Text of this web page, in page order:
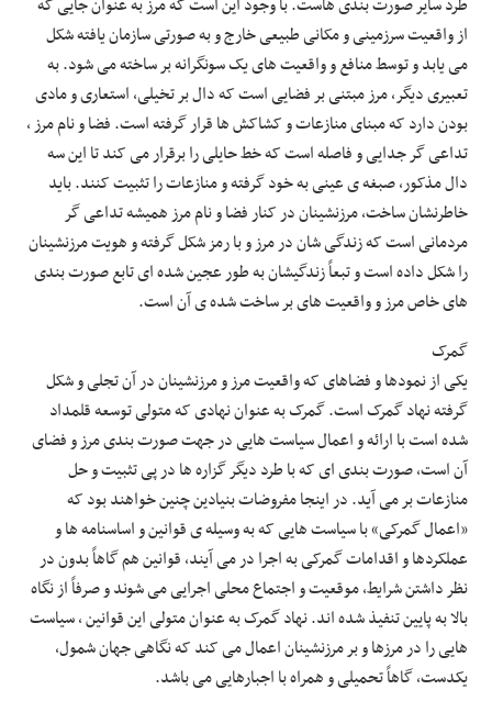
از واقعیت سرزمینی و مکانی طبیعی خارج و به صورتی سازمان یافته شکل
می یابد و توسط منافع و واقعیت های یک سونگرانه بر ساخته می شود. به
تعبیری دیگر، مرز مبتنی بر فضایی است که دال بر تخیلی، استعاری و مادی
بودن دارد که مبنای منازعات و کشاکش ها قرار گرفته است. فضا و نام مرز ،
تداعی گر جدایی و فاصله است که خط حایلی را برقرار می کند تا این سه
دال مذکور، صبغه ی عینی به خود گرفته و منازعات را تثبیت کنند. باید
خاطرنشان ساخت، مرزنشینان در کنار فضا و نام مرز همیشه تداعی گر
مردمانی است که زندگی شان در مرز و با رمز شکل گرفته و هویت مرزنشینان
را شکل داده است و تبعاً زندگیشان به طور عجین شده ای تابع صورت بندی
های خاص مرز و واقعیت های بر ساخت شده ی آن است.
گمرک
یکی از نمودها و فضاهای که واقعیت مرز و مرزنشینان در آن تجلی و شکل
گرفته نهاد گمرک است. گمرک به عنوان نهادی که متولی توسعه قلمداد
شده است با ارائه و اعمال سیاست هایی در جهت صورت بندی مرز و فضای
آن است، صورت بندی ای که با طرد دیگر گزاره ها در پی تثبیت و حل
منازعات بر می آید. در اینجا مفروضات بنیادین چنین خواهند بود که
«اعمال گمرکی» با سیاست هایی که به وسیله ی قوانین و اساسنامه ها و
عملکردها و اقدامات گمرکی به اجرا در می آیند، قوانین هم گاهاً بدون در
نظر داشتن شرایط، موقعیت و اجتماع محلی اجرایی می شوند و صرفاً از نگاه
بالا به پایین تنفیذ شده اند. نهاد گمرک به عنوان متولی این قوانین ، سیاست
هایی را در مرزها و بر مرزنشینان اعمال می کند که نگاهی جهان شمول،
یکدست، گاهاً تحمیلی و همراه با اجبارهایی می باشد.